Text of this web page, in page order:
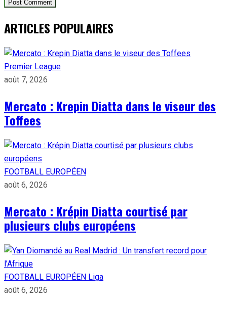
ARTICLES POPULAIRES
Premier League
août 7, 2026
Mercato : Krepin Diatta dans le viseur des
Toffees
FOOTBALL EUROPÉEN
août 6, 2026
Mercato : Krépin Diatta courtisé par
plusieurs clubs européens
FOOTBALL EUROPÉEN Liga
août 6, 2026